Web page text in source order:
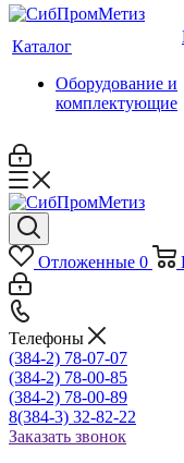
Каталог
Оборудование и
комплектующие
Отложенные 0
Телефоны
(384-2) 78-07-07
(384-2) 78-00-85
(384-2) 78-00-89
8(384-3) 32-82-22
Заказать звонок